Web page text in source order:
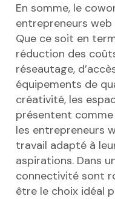
En somme, le
entrepreneurs
Que ce soit en
réduction des
réseautage,
équipements de
créativité, les
présentent
les entrepreneurs
travail adapté à
aspirations. Dans
connectivité sont
être le choix idéal